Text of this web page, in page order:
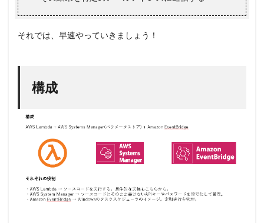
5.5.3
Klayers-
p311-
Lambda
単体テ
6
EventBridge
の設定
さい
ごに
それでは、早速やっていきましょう！
構成